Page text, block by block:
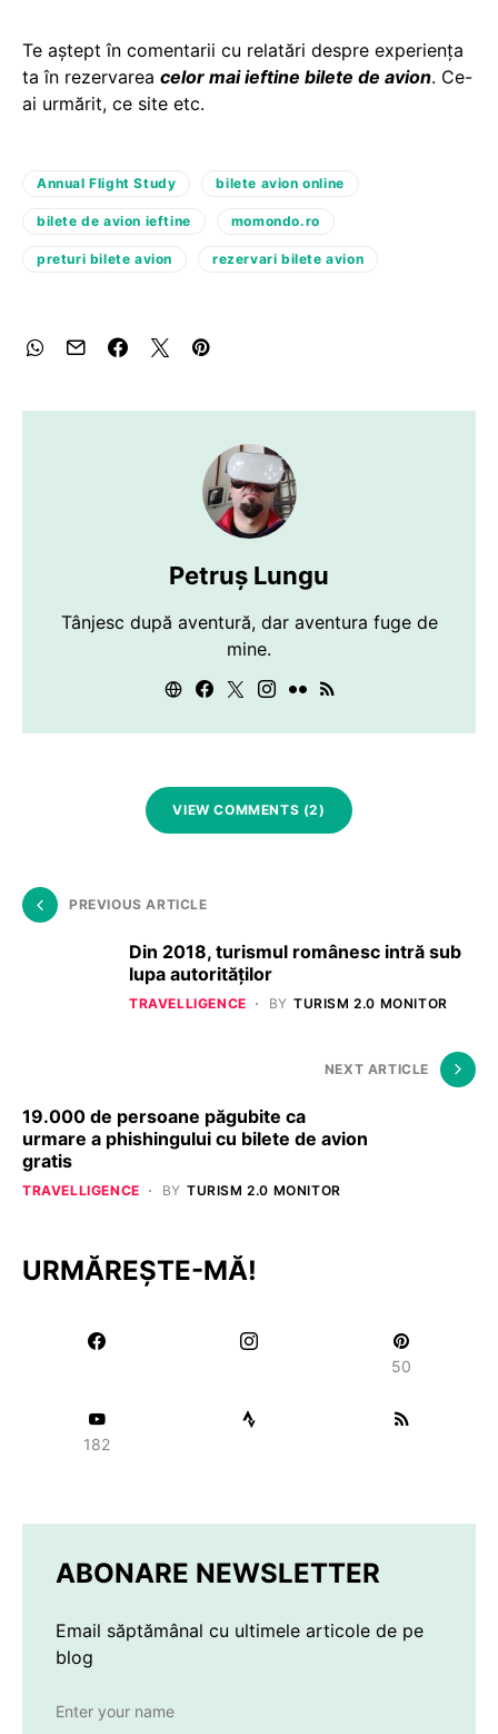
Te aștept în comentarii cu relatări despre experiența
ta în rezervarea celor mai ieftine bilete de avion. Ce-
ai urmărit, ce site etc.
Annual Flight Study bilete avion online
bilete de avion ieftine momondo.ro
preturi bilete avion rezervari bilete avion
Petruș Lungu
Tânjesc după aventură, dar aventura fuge de
mine.
VIEW COMMENTS (2)
PREVIOUS ARTICLE
Din 2018, turismul românesc intră sub
lupa autorităților
TRAVELLIGENCE BY TURISM 2.0 MONITOR
NEXT ARTICLE
19.000 de persoane păgubite ca
urmare a phishingului cu bilete de avion
gratis
TRAVELLIGENCE BY TURISM 2.0 MONITOR
URMĂREȘTE-MĂ!
50
182
ABONARE NEWSLETTER
Email săptămânal cu ultimele articole de pe
blog